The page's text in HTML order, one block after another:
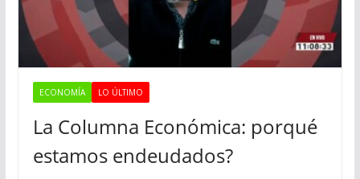
ECONOMÍA LO ÚLTIMO
La Columna Económica: porqué
estamos endeudados?